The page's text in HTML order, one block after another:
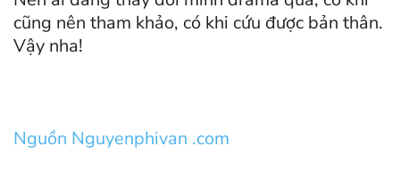
cũng nên tham khảo, có khi cứu được bản thân.
Vậy nha!
Nguồn Nguyenphivan .com